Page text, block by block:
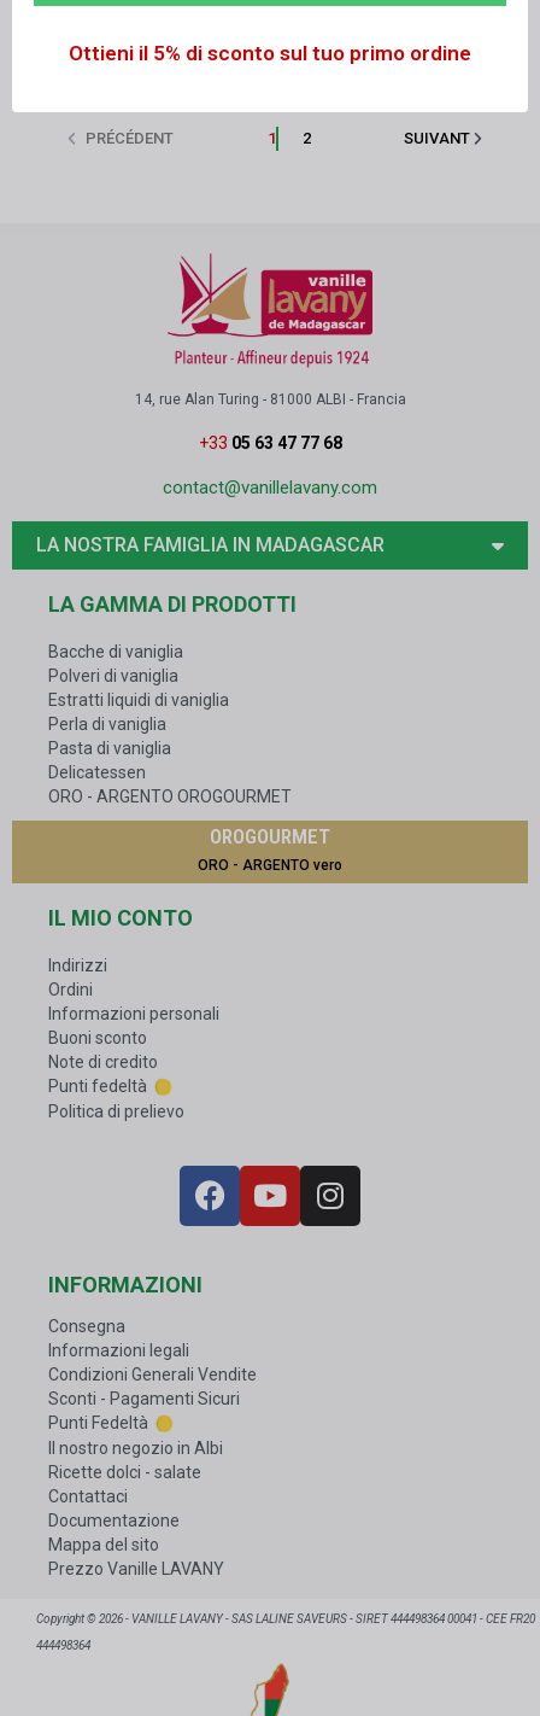
Vista rapida Shaker in vetro - Paillettes - Pepite - Quadrati - Cuori - Polvere ORO - ARGENTO Vista rapida Shaker Polvere ORO - ARGENTO
PRÉCÉDENT 1 2 SUIVANT
14, rue Alan Turing - 81000 ALBI - Francia
+33 05 63 47 77 68
contact@vanillelavany.com
LA NOSTRA FAMIGLIA IN MADAGASCAR
LA GAMMA DI PRODOTTI
Bacche di vaniglia
Polveri di vaniglia
Estratti liquidi di vaniglia
Perla di vaniglia
Pasta di vaniglia
Delicatessen
ORO - ARGENTO OROGOURMET
OROGOURMET
ORO - ARGENTO vero
IL MIO CONTO
Indirizzi
Ordini
Informazioni personali
Buoni sconto
Note di credito
Punti fedeltà
Politica di prelievo
INFORMAZIONI
Consegna
Informazioni legali
Condizioni Generali Vendite
Sconti - Pagamenti Sicuri
Punti Fedeltà
Il nostro negozio in Albi
Ricette dolci - salate
Contattaci
Documentazione
Mappa del sito
Prezzo Vanille LAVANY
Copyright © 2026 - VANILLE LAVANY - SAS LALINE SAVEURS - SIRET 444498364 00041 - CEE FR20
444498364
Ottieni il 5% di sconto sul tuo primo ordine